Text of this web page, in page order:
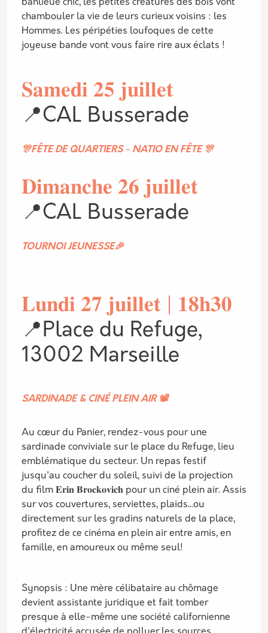
banlieue chic, les petites créatures des bois vont
chambouler la vie de leurs curieux voisins : les
Hommes. Les péripéties loufoques de cette
joyeuse bande vont vous faire rire aux éclats !
𝐒𝐚𝐦𝐞𝐝𝐢 𝟐𝟓 𝐣𝐮𝐢𝐥𝐥𝐞𝐭
📍CAL Busserade
🎊FÊTE DE QUARTIERS - NATIO EN FÊTE 🎊
𝐃𝐢𝐦𝐚𝐧𝐜𝐡𝐞 𝟐𝟔 𝐣𝐮𝐢𝐥𝐥𝐞𝐭
📍CAL Busserade
TOURNOI JEUNESSE🎉
𝐋𝐮𝐧𝐝𝐢 𝟐𝟕 𝐣𝐮𝐢𝐥𝐥𝐞𝐭 | 𝟏𝟖𝐡𝟑𝟎
📍Place du Refuge,
13002 Marseille
SARDINADE & CINÉ PLEIN AIR 📽️
Au cœur du Panier, rendez-vous pour une
sardinade conviviale sur le place du Refuge, lieu
emblématique du secteur. Un repas festif
jusqu'au coucher du soleil, suivi de la projection
du film 𝐄𝐫𝐢𝐧 𝐁𝐫𝐨𝐜𝐤𝐨𝐯𝐢𝐜𝐡 pour un ciné plein air. Assis
sur vos couvertures, serviettes, plaids...ou
directement sur les gradins naturels de la place,
profitez de ce cinéma en plein air entre amis, en
famille, en amoureux ou même seul!
Synopsis : Une mère célibataire au chômage
devient assistante juridique et fait tomber
presque à elle-même une société californienne